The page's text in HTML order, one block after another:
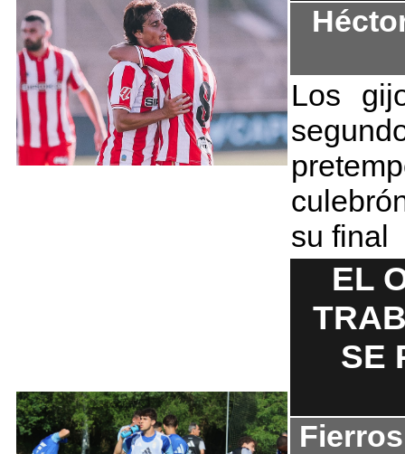
Los
su final
EL
SE